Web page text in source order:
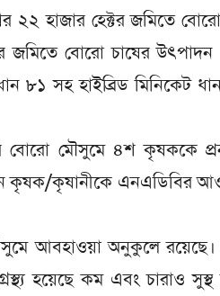
২২ হাজার হেক্টর জমিতে
জমিতে বোরো চাষের উৎপাদন
৮১ সহ হাইব্রিড মিনিকেট
বোরো মৌসুমে ৪শ কৃষককে
কৃষক/কৃষানীকে এনএডিবির
আবহাওয়া অনুকুলে
হয়েছে কম এবং চারাও